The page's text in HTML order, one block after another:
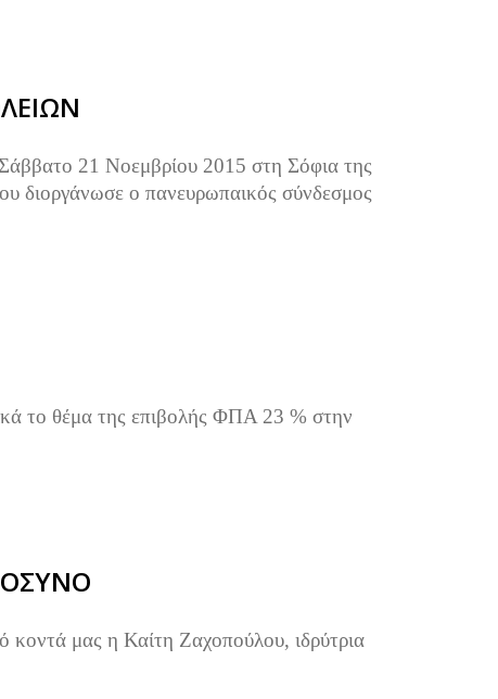
21 Νοεμβρίου 2015 στη Σόφια της
διοργάνωσε ο πανευρωπαικός σύνδεσμος
το θέμα της επιβολής ΦΠΑ 23 % στην
κοντά μας η Καίτη Ζαχοπούλου, ιδρύτρια